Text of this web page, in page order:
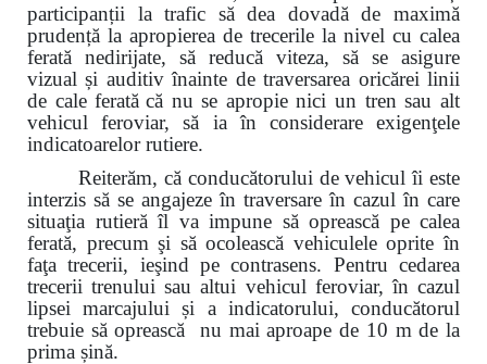
participanții la trafic să dea dovadă de maximă
prudență la apropierea de trecerile la nivel cu calea
ferată nedirijate, să reducă viteza, să se asigure
vizual și auditiv înainte de traversarea oricărei linii
de cale ferată că nu se apropie nici un tren sau alt
vehicul feroviar, să ia în considerare exigenţele
indicatoarelor rutiere.
Reiterăm, că conducătorului de vehicul îi este
interzis să se angajeze în traversare în cazul în care
situaţia rutieră îl va impune să oprească pe calea
ferată, precum şi să ocolească vehiculele oprite în
faţa trecerii, ieşind pe contrasens. Pentru cedarea
trecerii trenului sau altui vehicul feroviar, în cazul
lipsei marcajului și a indicatorului, conducătorul
trebuie să oprească nu mai aproape de 10 m de la
prima șină.